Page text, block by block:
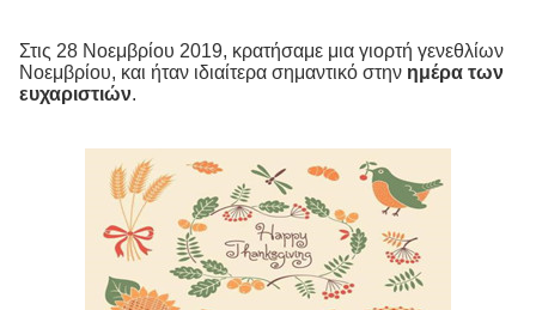
Στις 28 Νοεμβρίου 2019, κρατήσαμε μια γιορτή γενεθλίων
Νοεμβρίου, και ήταν ιδιαίτερα σημαντικό στην ημέρα των
ευχαριστιών.